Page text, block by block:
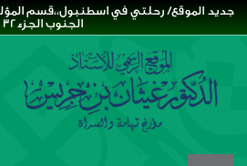
جديد الموقع/ رحلتي في اسطنبول،،قسم
الجنوب الجزء32